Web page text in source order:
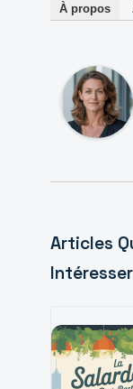
À propos
Articles